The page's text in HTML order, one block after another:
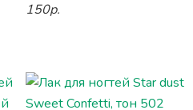
150р.